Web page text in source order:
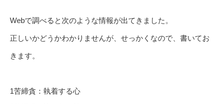
Webで調べると次のような情報が出てきました。
正しいかどうかわかりませんが、せっかくなので、書いてお
きます。
1苦締貪：執着する心